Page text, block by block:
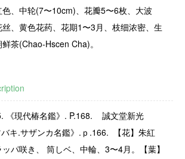
、中轮(7〜10cm)、花瓣5〜6枚、大波
、黄色花药、花期1 〜3月、枝细浓密、生
鲜茶(Chao-Hscen Cha)。
《現代椿名鑑》 . P.168.
誠文堂新光
キ.サザンカ名鑑》.ｐ.166. 【花】朱紅
パ咲き、 筒しベ、中輪、3〜4月。【葉】